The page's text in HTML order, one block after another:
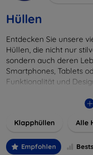
Hüllen
Entdecken Sie unsere
Hüllen, die nicht nur
sondern auch deren
Smartphones, Tablets
Funktionalität und
Farben, um Ihren
Klapphüllen Alle
Empfohlen